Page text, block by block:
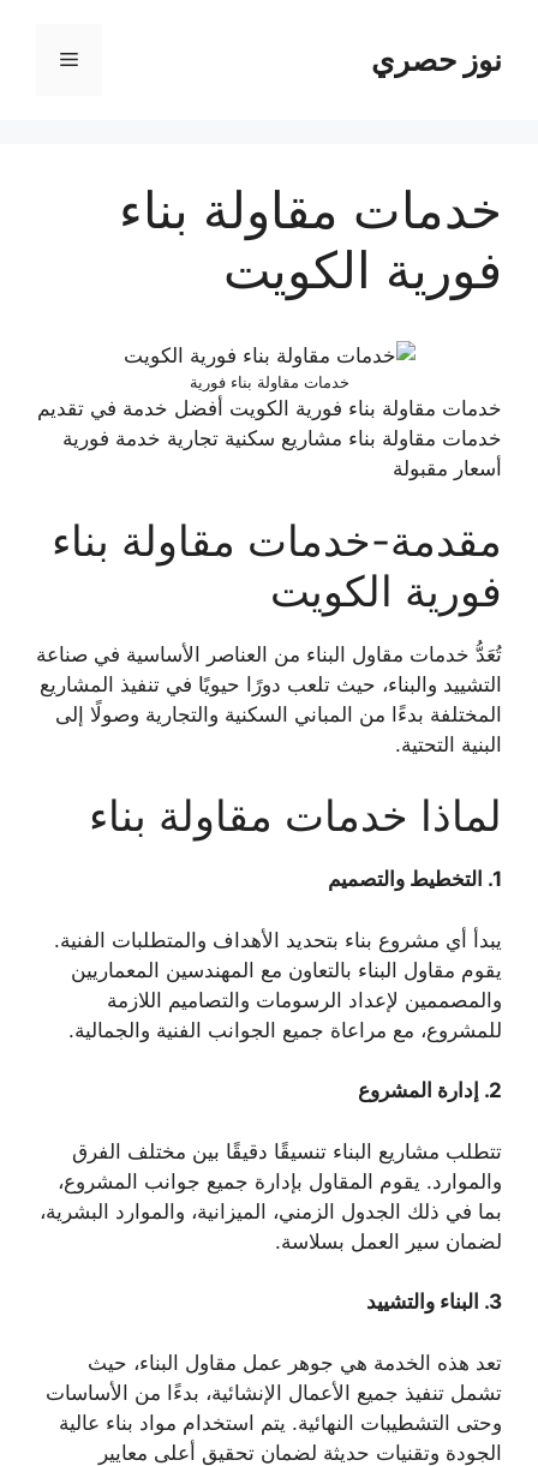
المحتوىنوز حصري القائمة
خدمات مقاولة بناء
فورية الكويت
خدمات مقاولة بناء فورية
خدمات مقاولة بناء فورية الكويت أفضل خدمة في تقديم
خدمات مقاولة بناء مشاريع سكنية تجارية خدمة فورية
أسعار مقبولة
مقدمة-خدمات مقاولة بناء
فورية الكويت
تُعَدُّ خدمات مقاول البناء من العناصر الأساسية في صناعة
التشييد والبناء، حيث تلعب دورًا حيويًا في تنفيذ المشاريع
المختلفة بدءًا من المباني السكنية والتجارية وصولًا إلى
البنية التحتية.
لماذا خدمات مقاولة بناء
1. التخطيط والتصميم
يبدأ أي مشروع بناء بتحديد الأهداف والمتطلبات الفنية.
يقوم مقاول البناء بالتعاون مع المهندسين المعماريين
والمصممين لإعداد الرسومات والتصاميم اللازمة
للمشروع، مع مراعاة جميع الجوانب الفنية والجمالية.
2. إدارة المشروع
تتطلب مشاريع البناء تنسيقًا دقيقًا بين مختلف الفرق
والموارد. يقوم المقاول بإدارة جميع جوانب المشروع،
بما في ذلك الجدول الزمني، الميزانية، والموارد البشرية،
لضمان سير العمل بسلاسة.
3. البناء والتشييد
تعد هذه الخدمة هي جوهر عمل مقاول البناء، حيث
تشمل تنفيذ جميع الأعمال الإنشائية، بدءًا من الأساسات
وحتى التشطيبات النهائية. يتم استخدام مواد بناء عالية
الجودة وتقنيات حديثة لضمان تحقيق أعلى معايير